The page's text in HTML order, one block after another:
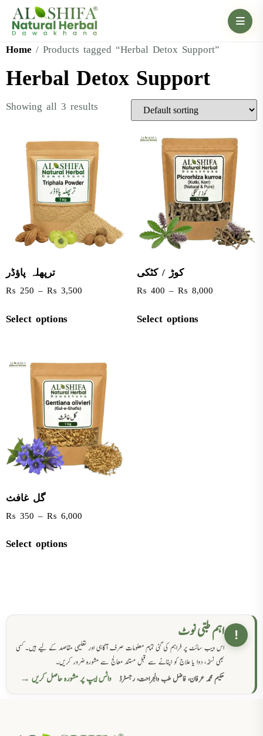
Home / Products tagged “Herbal Detox Support”
Herbal Detox Support
Showing all 3 results
ترپھلہ پاؤڈر
₨ 250 – ₨ 3,500
Select options
کوڑ / کٹکی
₨ 400 – ₨ 8,000
Select options
گل غافث
₨ 350 – ₨ 6,000
Select options
! اہم طبی نوٹ
اس ویب سائٹ پر فراہم کی گئی تمام معلومات صرف آگاہی اور تعلیمی مقاصد کے لیے ہیں۔ کسی
بھی نسخہ، دوا یا علاج کو اپنانے سے قبل مستند معالج سے مشورہ ضرور کریں۔
حکیم محمد عرفان، فاضل طب والجراحت، رجسٹرڈ
واٹس ایپ پر مشورہ حاصل کریں →